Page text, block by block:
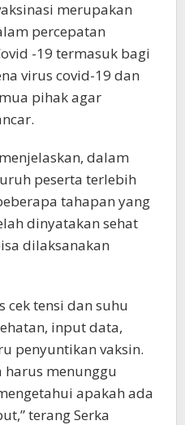
merupakan
percepatan
-19 termasuk bagi
virus covid-19 dan
pihak agar
dalam
peserta terlebih
tahapan yang
dinyatakan sehat
dilaksanakan
cek tensi dan suhu
input data,
penyuntikan vaksin.
harus menunggu
apakah ada
terang Serka